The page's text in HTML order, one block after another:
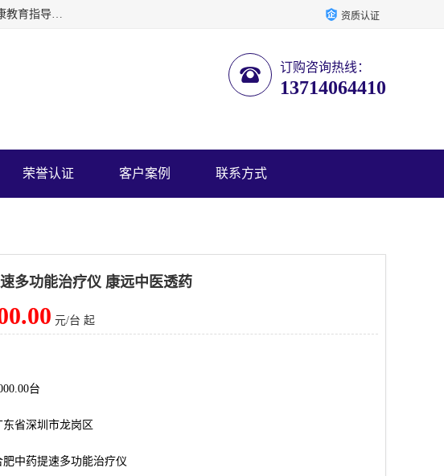
深圳运康达华科技有限公司以从事中多功能治疗仪的开发研制、生产制造、销售服务为核心，并以中医养生培训、健康教育指导为依托、秉承弘扬民族中医药、造福人类健康的精神理念，以祖国的医学名著《黄帝内经》为理论基础，结合现代医疗、保健养生等，创立了中药提速疗法，开辟了一条新的治疗途径。 资质认证
订购咨询热线：
13714064410
荣誉认证 客户案例 联系方式
多功能治疗仪 康远中医透药
元/台 起
台
东省深圳市龙岗区
肥中药提速多功能治疗仪